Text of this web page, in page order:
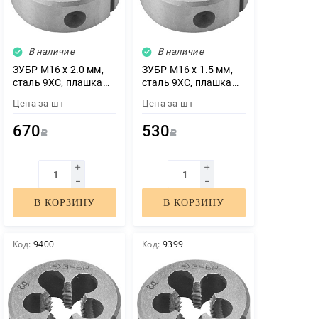
В наличие
ЗУБР М16 x 2.0 мм,
сталь 9ХС, плашка
28022-16-2.0)
Цена за шт
670 Р
В КОРЗИНУ
В наличие
ЗУБР М16 x 1.5 мм,
сталь 9ХС, плашка
28022-16-1.5)
Цена за шт
530 Р
В КОРЗИНУ
Код: 9400 Код: 9399